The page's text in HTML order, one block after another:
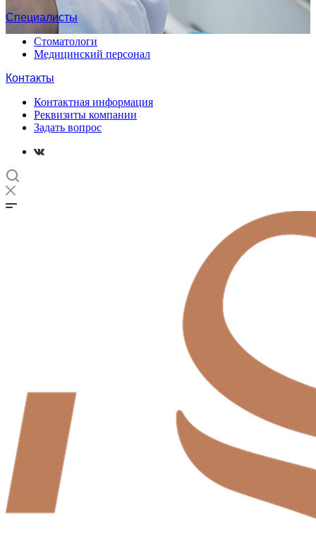
Специалисты
Стоматологи
Медицинский персонал
Контакты
Контактная информация
Реквизиты компании
Задать вопрос